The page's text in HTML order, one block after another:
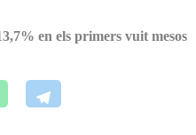
en els primers vuit mesos